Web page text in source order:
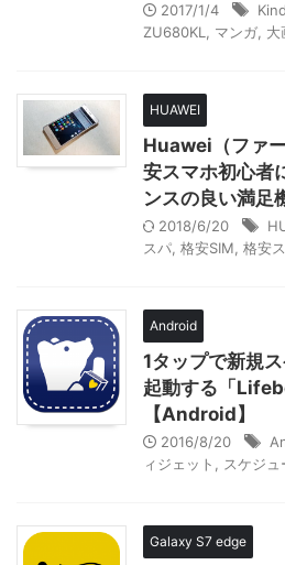
2017/1/4
ZU680KL
マンガ 大
HUAWEI
Huawei（ファ
安スマホ初心者
ンスの良い満足
2018/6/20
スパ 格安SIM 格安
Android
1タップで新規
起動する「
【Android】
2016/8/20
ィジェット
スケジュ
Galaxy S7 edge